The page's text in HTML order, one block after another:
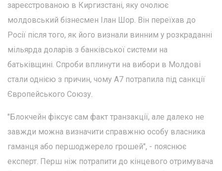
зареєстрованою в Киргизстані, яку очолює
молдовський бізнесмен Ілан Шор. Він переїхав до
Росії після того, як його визнали винним у розкраданні
мільярда доларів з банківської системи на
батьківщині. Спроби вплинути на вибори в Молдові
стали однією з причин, чому A7 потрапила під санкції
Європейського Союзу.
"Блокчейн фіксує сам факт транзакції, але далеко не
завжди можна визначити справжню особу власника
гаманця або першоджерело грошей", - пояснює
експерт. Перш ніж потрапити до кінцевого отримувача